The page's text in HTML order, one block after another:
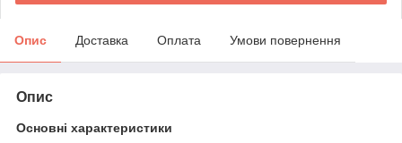
Опис Доставка Оплата Умови повернення
Опис
Основні характеристики